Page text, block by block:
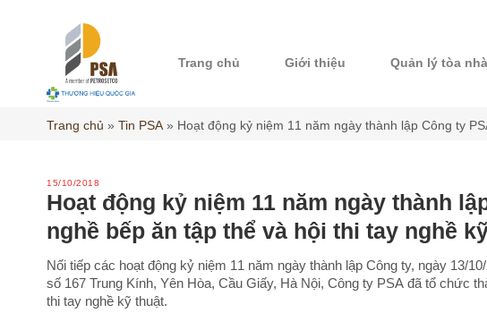
Trang chủ Giới thiệu Quản lý tòa nhà
Trang chủ » Tin PSA » Hoạt động kỷ niệm 11 năm ngày thành lập Công ty
15/10/2018
Hoạt động kỷ niệm 11 năm ngày thành
nghề bếp ăn tập thể và hội thi tay nghề
Nối tiếp các hoạt động kỷ niệm 11 năm ngày thành lập Công ty, ngày 13/
số 167 Trung Kính, Yên Hòa, Cầu Giấy, Hà Nội, Công ty PSA đã tổ chức
thi tay nghề kỹ thuật.